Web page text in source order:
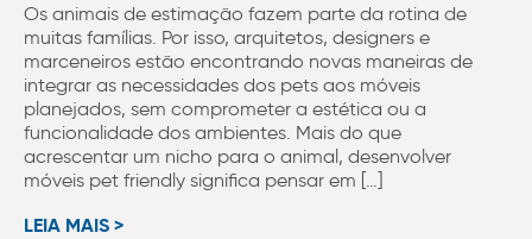
Os animais de estimação fazem parte da rotina de
muitas famílias. Por isso, arquitetos, designers e
marceneiros estão encontrando novas maneiras de
integrar as necessidades dos pets aos móveis
planejados, sem comprometer a estética ou a
funcionalidade dos ambientes. Mais do que
acrescentar um nicho para o animal, desenvolver
móveis pet friendly significa pensar em […]
LEIA MAIS >